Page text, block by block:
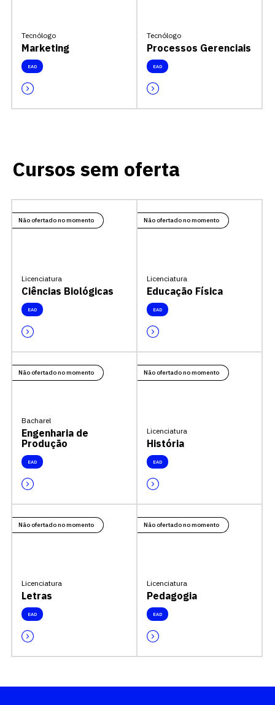
Tecnólogo
Marketing
EAD
Tecnólogo
Processos Gerenciais
EAD
Cursos sem oferta
Não ofertado no momento
Licenciatura
Ciências Biológicas
EAD
Não ofertado no momento
Licenciatura
Educação Física
EAD
Não ofertado no momento
Bacharel
Engenharia de
Produção
EAD
Não ofertado no momento
Licenciatura
História
EAD
Não ofertado no momento
Licenciatura
Letras
EAD
Não ofertado no momento
Licenciatura
Pedagogia
EAD